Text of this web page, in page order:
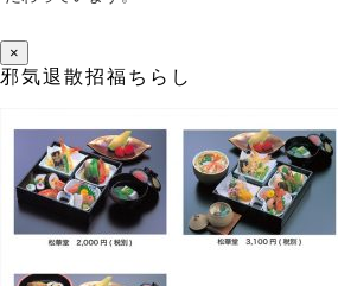
×
邪気退散招福ちらし